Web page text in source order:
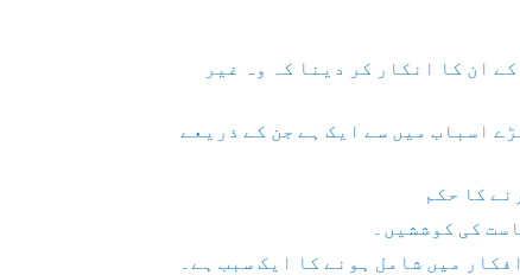
ان کا انکار کر دینا کہ وہ غیر
اسباب میں سے ایک ہے جن کے ذریعے
کا حکم
کی کوششیں۔
میں شامل ہونے کا ایک سبب ہے۔